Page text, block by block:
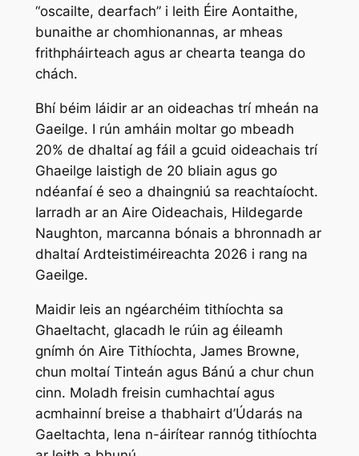
“oscailte, dearfach” i leith Éire Aontaithe,
bunaithe ar chomhionannas, ar mheas
frithpháirteach agus ar chearta teanga do
chách.
Bhí béim láidir ar an oideachas trí mheán na
Gaeilge. I rún amháin moltar go mbeadh
20% de dhaltaí ag fáil a gcuid oideachais trí
Ghaeilge laistigh de 20 bliain agus go
ndéanfaí é seo a dhaingniú sa reachtaíocht.
Iarradh ar an Aire Oideachais, Hildegarde
Naughton, marcanna bónais a bhronnadh ar
dhaltaí Ardteistiméireachta 2026 i rang na
Gaeilge.
Maidir leis an ngéarchéim tithíochta sa
Ghaeltacht, glacadh le rúin ag éileamh
gnímh ón Aire Tithíochta, James Browne,
chun moltaí Tinteán agus Bánú a chur chun
cinn. Moladh freisin cumhachtaí agus
acmhainní breise a thabhairt d’Údarás na
Gaeltachta, lena n-áirítear rannóg tithíochta